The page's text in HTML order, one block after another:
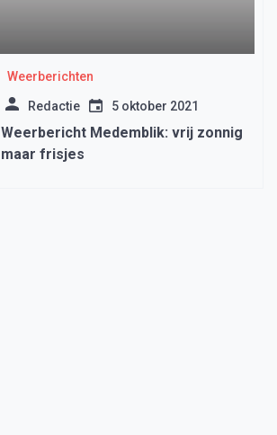
Weerberichten
Redactie 5 oktober 2021
Weerbericht Medemblik: vrij zonnig
maar frisjes